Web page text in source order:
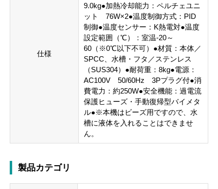
仕様
9.0kg●加熱冷却能力：ペルチェユニ
ット 76W×2●温度制御方式：PID
制御●温度センサー：K熱電対●温度
設定範囲（℃）：室温-20～
60（※0℃以下不可）●材質：本体／
SPCC、水槽・フタ／ステンレス
（SUS304）●耐荷重：8kg●電源：
AC100V 50/60Hz 3Pプラグ付●消
費電力：約250W●安全機能：過電流
保護ヒューズ・手動復帰型バイメタ
ル●※本機はビーズ用ですので、水
槽に液体を入れることはできませ
ん。
製品カテゴリ